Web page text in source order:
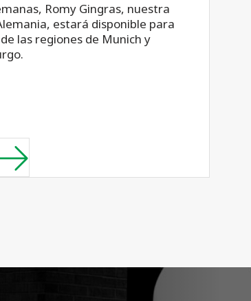
Romy Gingras, nuestra
estará disponible para
las regiones de Munich y